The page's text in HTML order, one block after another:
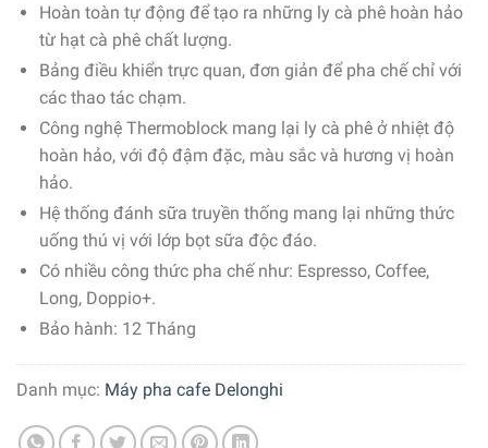
Hoàn toàn tự động để tạo ra những ly cà phê hoàn hảo
từ hạt cà phê chất lượng.
Bảng điều khiển trực quan, đơn giản để pha chế chỉ với
các thao tác chạm.
Công nghệ Thermoblock mang lại ly cà phê ở nhiệt độ
hoàn hảo, với độ đậm đặc, màu sắc và hương vị hoàn
hảo.
Hệ thống đánh sữa truyền thống mang lại những thức
uống thú vị với lớp bọt sữa độc đáo.
Có nhiều công thức pha chế như: Espresso, Coffee,
Long, Doppio+.
Bảo hành: 12 Tháng
Danh mục: Máy pha cafe Delonghi